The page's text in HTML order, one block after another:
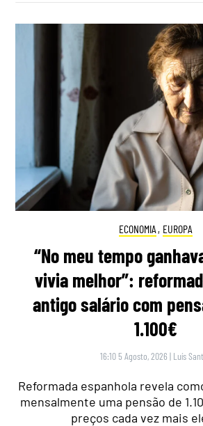
ECONOMIA , EUROPA
“No meu tempo
vivia melhor”:
antigo salário com
1.100€
16:10 5 Agosto, 2026 | Luís
Reformada espanhola revela
mensalmente uma pensão de
preços cada vez mais